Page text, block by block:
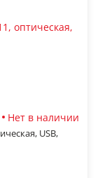
Нет в наличии
USB,